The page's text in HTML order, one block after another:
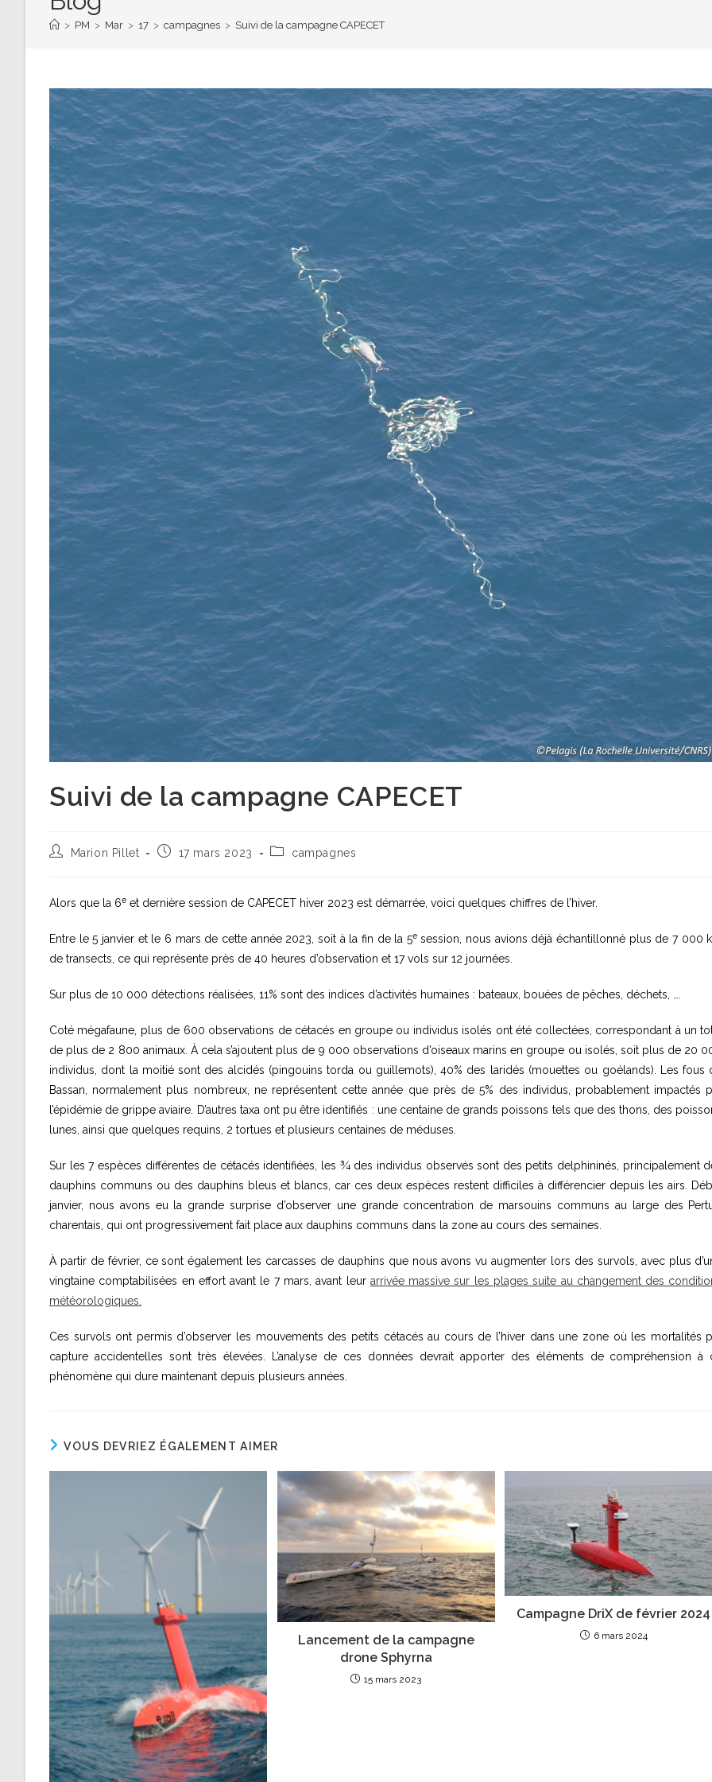
> PM > Mar > 17 > campagnes > Suivi de la campagne CAPECET
Suivi de la campagne CAPECET
Auteur/autrice
publication :
Marion Pillet
Publication
17 mars 2023
Postcampagnes
Alors que la 6e et dernière session de CAPECET hiver 2023 est démarrée, voici quelques chiffres de l’hiver.
Entre le 5 janvier et le 6 mars de cette année 2023, soit à la fin de la 5esession, nous avions déjà échantillonné plus de 7 000
de transects, ce qui représente près de 40 heures d’observation et 17 vols sur 12 journées.
Sur plus de 10 000 détections réalisées, 11% sont des indices d’activités humaines : bateaux, bouées de pêches, déchets, ….
Coté mégafaune, plus de 600 observations de cétacés en groupe ou individus isolés ont été collectées, correspondant à un
de plus de 2 800 animaux. À cela s’ajoutent plus de 9 000 observations d’oiseaux marins en groupe ou isolés, soit plus de 20
individus, dont la moitié sont des alcidés (pingouins torda ou guillemots), 40% des laridés (mouettes ou goélands). Les fous
Bassan, normalement plus nombreux, ne représentent cette année que près de 5% des individus, probablement impactés
l’épidémie de grippe aviaire. D’autres taxa ont pu être identifiés : une centaine de grands poissons tels que des thons, des
lunes, ainsi que quelques requins, 2 tortues et plusieurs centaines de méduses.
Sur les 7 espèces différentes de cétacés identifiées, les ¾ des individus observés sont des petits delphininés, principalement
dauphins communs ou des dauphins bleus et blancs, car ces deux espèces restent difficiles à différencier depuis les airs.
janvier, nous avons eu la grande surprise d’observer une grande concentration de marsouins communs au large des
charentais, qui ont progressivement fait place aux dauphins communs dans la zone au cours des semaines.
À partir de février, ce sont également les carcasses de dauphins que nous avons vu augmenter lors des survols, avec plus
vingtaine comptabilisées en effort avant le 7 mars, avant leur arrivée massive sur les plages suite au changement des
météorologiques.
Ces survols ont permis d’observer les mouvements des petits cétacés au cours de l’hiver dans une zone où les mortalités
capture accidentelles sont très élevées. L’analyse de ces données devrait apporter des éléments de compréhension à
phénomène qui dure maintenant depuis plusieurs années.
VOUS DEVRIEZ ÉGALEMENT AIMER
Lancement de la campagne
drone Sphyrna
15 mars 2023
Campagne DriX de février 2024
6 mars 2024